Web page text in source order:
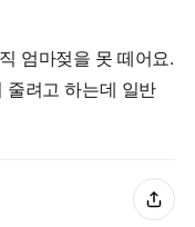
엄마젖을 못 떼어요.
줄려고 하는데 일반